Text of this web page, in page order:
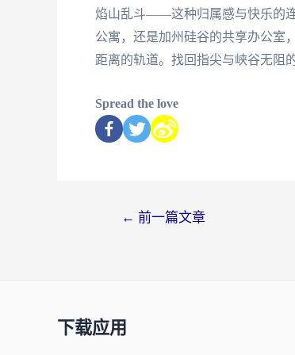
焰山乱斗——这种归属感与快乐的
公寓，还是加州硅谷的共享办公室
距离的轨道。找回指尖与峡谷无阻
Spread the love
← 前一篇文章
下载应用